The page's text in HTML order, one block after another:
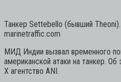
Танкер Settebello (бывший
marinetraffic.com
МИД Индии вызвал временного
американской атаки на танкер.
Х агентство ANI.